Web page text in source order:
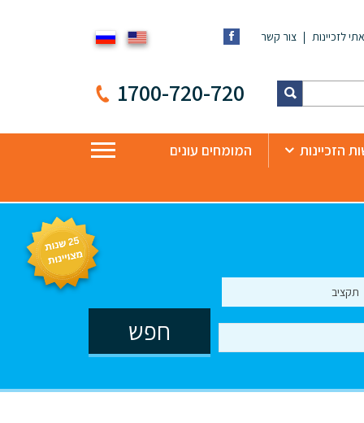
לזכיינות צור קשר
1700-720-720
הזכיינות המומחים עונים